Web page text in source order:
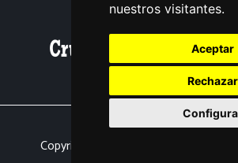
nuestros visitantes.
Aceptar
Rechazar
Nota legal|Política de
Copyright © 2026 | Powered by